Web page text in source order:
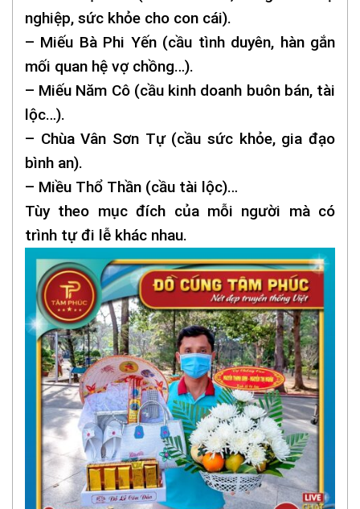
nghiệp, sức khỏe cho con cái).
– Miếu Bà Phi Yến (cầu tình duyên, hàn gắn
mối quan hệ vợ chồng…).
– Miếu Năm Cô (cầu kinh doanh buôn bán, tài
lộc…).
– Chùa Vân Sơn Tự (cầu sức khỏe, gia đạo
bình an).
– Miều Thổ Thần (cầu tài lộc)…
Tùy theo mục đích của mỗi người mà có
trình tự đi lễ khác nhau.